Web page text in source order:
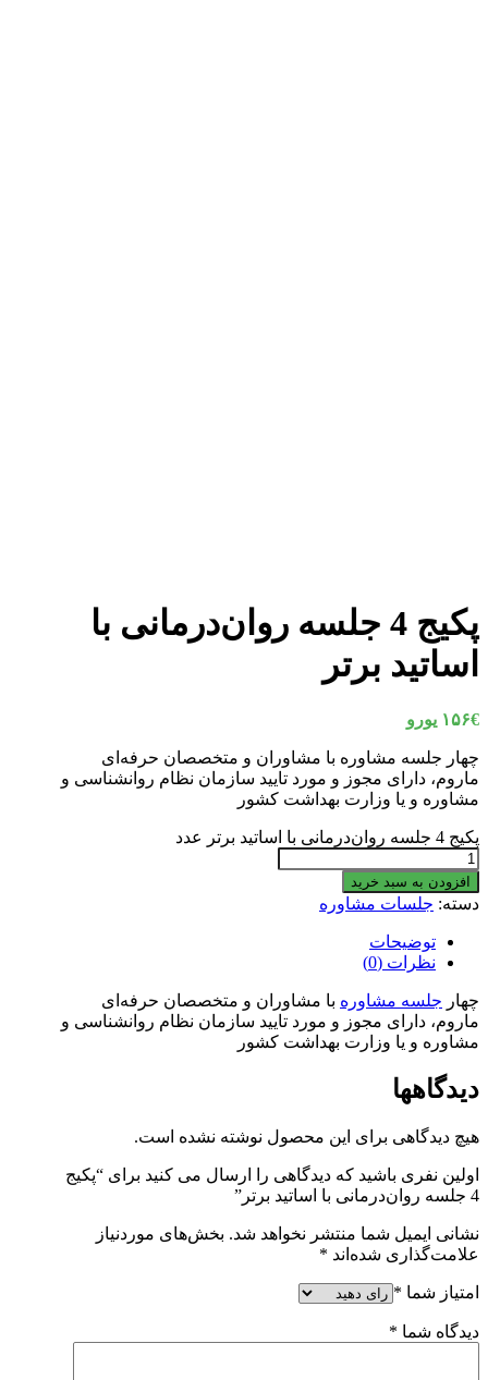
پکیج 4 جلسه روان‌درمانی با
اساتید برتر
۱۵۶€ یورو
چهار جلسه مشاوره با مشاوران و متخصصان حرفه‌ای
ماروم، دارای مجوز و مورد تایید سازمان نظام روانشناسی و
مشاوره و یا وزارت بهداشت کشور
پکیج 4 جلسه روان‌درمانی با اساتید برتر عدد
افزودن به سبد خرید
دسته: جلسات مشاوره
توضیحات
نظرات (0)
چهار جلسه مشاوره با مشاوران و متخصصان حرفه‌ای
ماروم، دارای مجوز و مورد تایید سازمان نظام روانشناسی و
مشاوره و یا وزارت بهداشت کشور
دیدگاهها
هیچ دیدگاهی برای این محصول نوشته نشده است.
اولین نفری باشید که دیدگاهی را ارسال می کنید برای “پکیج
4 جلسه روان‌درمانی با اساتید برتر”
نشانی ایمیل شما منتشر نخواهد شد. بخش‌های موردنیاز
علامت‌گذاری شده‌اند *
امتیاز شما *
دیدگاه شما *